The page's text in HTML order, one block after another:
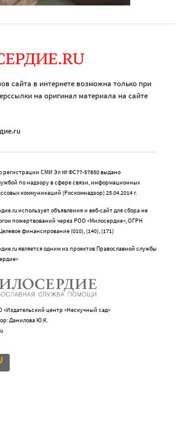
сайта в интернете возможна только при
на оригинал материала на сайте
регистрации СМИ Эл № ФС77-57850 выдано
по надзору в сфере связи, информационных
коммуникаций (Роскомнадзор) 25.04.2014 г.
использует объявления и веб-сайт для сбора не
пожертвований через РОО «Милосердие», ОГРН
финансирование (010), (140), (171)
является одним из проектов Православной службы
«Издательский центр «Нескучный сад»
Данилова Ю.К.